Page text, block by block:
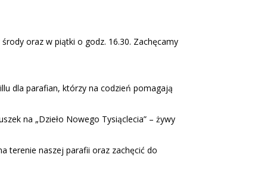
oraz w piątki o godz. 16.30. Zachęcamy
dla parafian, którzy na codzień pomagają
na „Dzieło Nowego Tysiąclecia” – żywy
terenie naszej parafii oraz zachęcić do